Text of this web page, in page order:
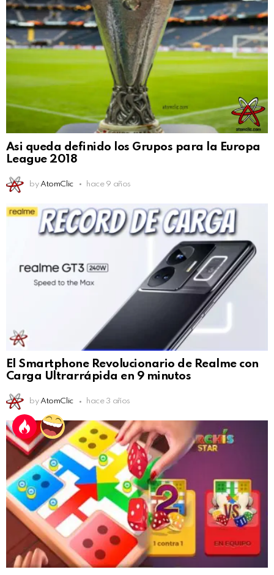
Asi queda definido los Grupos para la Europa
League 2018
by AtomClic hace 9 años
El Smartphone Revolucionario de Realme con
Carga Ultrarrápida en 9 minutos
by AtomClic hace 3 años